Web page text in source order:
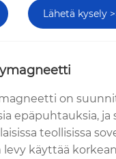
Lähetä kysely
on
epäpuhtauksia, ja
teollisissa
levy käyttää